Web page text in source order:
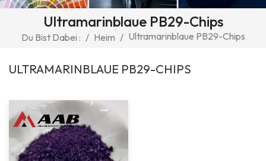
Ultramarinblaue PB29-Chips
Du Bist Dabei : / Heim / Ultramarinblaue PB29-Chips
ULTRAMARINBLAUE PB29-CHIPS